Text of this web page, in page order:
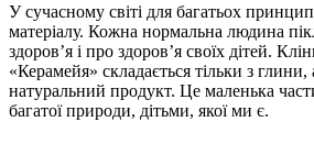
У сучасному світі для багатьох
матеріалу. Кожна нормальна людина
здоров’я і про здоров’я своїх дітей.
«Керамейя» складається тільки з
натуральний продукт. Це маленька
багатої природи, дітьми, якої ми є.